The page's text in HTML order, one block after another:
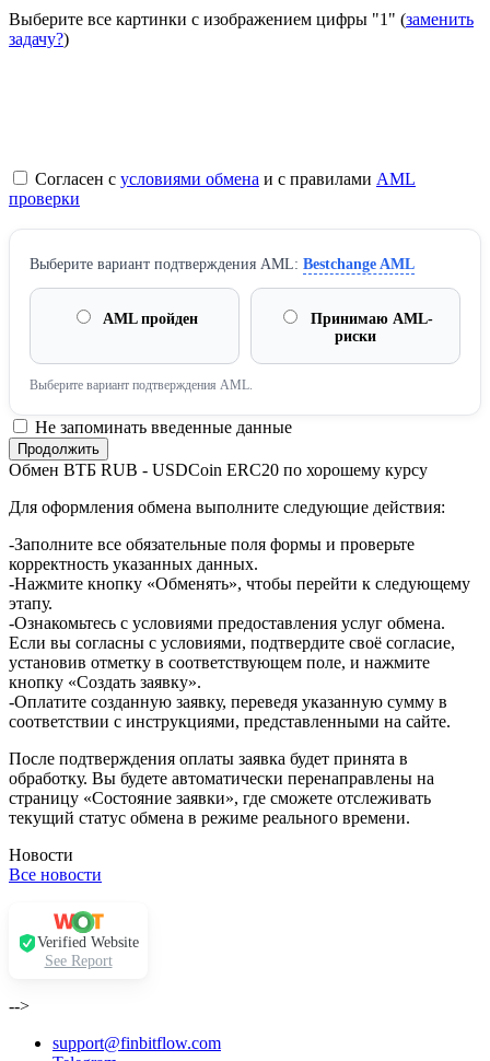
Выберите все картинки с изображением цифры "1" (заменить
задачу?)
Согласен с условиями обмена и с правилами AML
проверки
Выберите вариант подтверждения AML: Bestchange AML
AML пройден
Принимаю AML-
риски
Выберите вариант подтверждения AML.
Не запоминать введенные данные
Обмен ВТБ RUB - USDCoin ERC20 по хорошему курсу
Для оформления обмена выполните следующие действия:
-Заполните все обязательные поля формы и проверьте
корректность указанных данных.
-Нажмите кнопку «Обменять», чтобы перейти к следующему
этапу.
-Ознакомьтесь с условиями предоставления услуг обмена.
Если вы согласны с условиями, подтвердите своё согласие,
установив отметку в соответствующем поле, и нажмите
кнопку «Создать заявку».
-Оплатите созданную заявку, переведя указанную сумму в
соответствии с инструкциями, представленными на сайте.
После подтверждения оплаты заявка будет принята в
обработку. Вы будете автоматически перенаправлены на
страницу «Состояние заявки», где сможете отслеживать
текущий статус обмена в режиме реального времени.
Новости
Все новости
Verified Website
See Report
-->
support@finbitflow.com